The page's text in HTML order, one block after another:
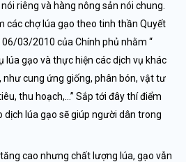
riêng và hàng nông sản nói chung.
các chợ lúa gạo theo tinh thần Quyết
03/2010 của Chính phủ nhằm “
lúa gạo và thực hiện các dịch vụ khác
như cung ứng giống, phân bón, vật tư
thu hoạch,…” Sắp tới đây thí điểm
dịch lúa gạo sẽ giúp người dân trong
cao nhưng chất lượng lúa, gạo vẫn